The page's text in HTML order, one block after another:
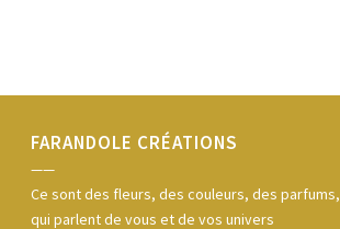
FARANDOLE CRÉATIONS
——
Ce sont des fleurs, des couleurs, des parfums,
qui parlent de vous et de vos univers